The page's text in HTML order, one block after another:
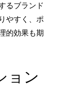
るブランド
やすく、ポ
的効果も期
ョン